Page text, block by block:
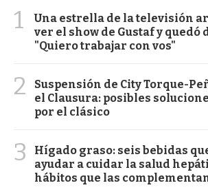
1
Una estrella de la televisión
ver el show de Gustaf y quedó
"Quiero trabajar con vos"
2
Suspensión de City Torque-
el Clausura: posibles
por el clásico
3
Hígado graso: seis bebidas
ayudar a cuidar la salud
hábitos que las